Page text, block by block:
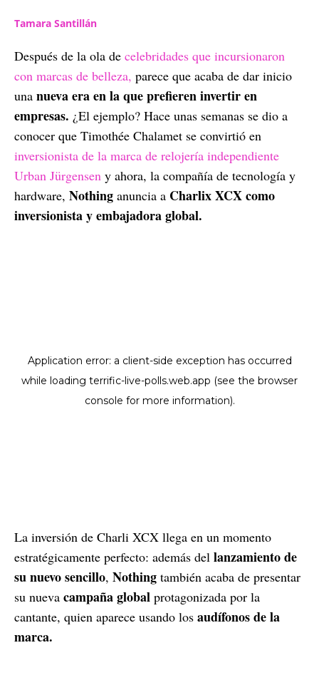
Tamara Santillán
Después de la ola de celebridades que incursionaron
con marcas de belleza, parece que acaba de dar inicio
una nueva era en la que prefieren invertir en
empresas. ¿El ejemplo? Hace unas semanas se dio a
conocer que Timothée Chalamet se convirtió en
inversionista de la marca de relojería independiente
Urban Jürgensen y ahora, la compañía de tecnología y
hardware, Nothing anuncia a Charlix XCX como
inversionista y embajadora global.
La inversión de Charli XCX llega en un momento
estratégicamente perfecto: además del lanzamiento de
su nuevo sencillo, Nothing también acaba de presentar
su nueva campaña global protagonizada por la
cantante, quien aparece usando los audífonos de la
marca.